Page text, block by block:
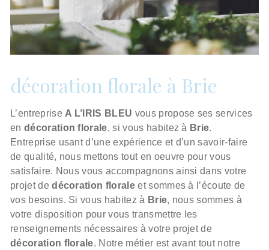
décoration florale à Brie
L’entreprise A L’IRIS BLEU vous propose ses services
en décoration florale, si vous habitez à Brie.
Entreprise usant d’une expérience et d’un savoir-faire
de qualité, nous mettons tout en oeuvre pour vous
satisfaire. Nous vous accompagnons ainsi dans votre
projet dedécoration floraleet sommes à l’écoute de
vos besoins. Si vous habitez à Brie, nous sommes à
votre disposition pour vous transmettre les
renseignements nécessaires à votre projet de
décoration florale. Notre métier est avant tout notre